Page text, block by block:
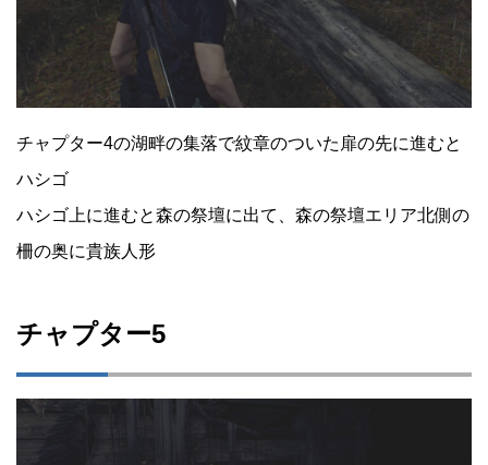
チャプター4の湖畔の集落で紋章のついた扉の先に進むと
ハシゴ
ハシゴ上に進むと森の祭壇に出て、森の祭壇エリア北側の
柵の奥に貴族人形
チャプター5